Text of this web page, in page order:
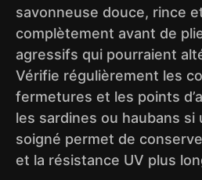
savonneuse douce, rince
complètement avant de
agressifs qui pourraient
Vérifie régulièrement les
fermetures et les points
les sardines ou haubans
soigné permet de
et la résistance UV plus